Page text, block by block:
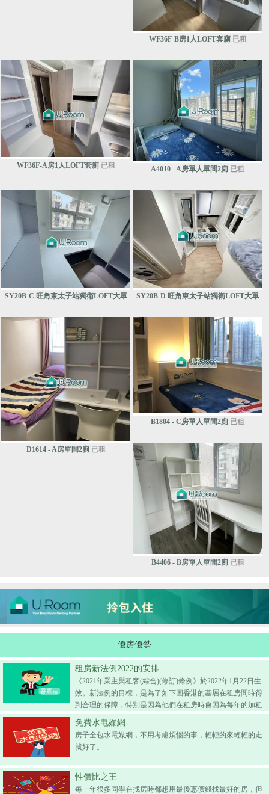
WF36F-B房1人LOFT套廁 已租
WF36F-A房1人LOFT套廁 已租 A4010 - A房單人單間2廁 已租
SY20B-C 旺角東太子站獨衛LOFT大單
SY20B-D 旺角東太子站獨衛LOFT大單
D1614 - A房單間2廁 已租
B1804 - C房單人單間2廁 已租
B4406 - B房單人單間2廁 已租
優房優勢
租房新法例2022的安排
《2021年業主與租客(綜合)(修訂)條例》於2022年1月22日生
效。新法例的目標，是為了如下圖香港的基層在租房間時得
到合理的保障，特別是因為他們在租房時會因為每年的加租
而要搬遷，法例通過了2+2的模式，即所有租約必須以2年為
基礎，這2年內不能加租，第3年後則可按差館估價署的租金
指數加租但不能超過15%等，以保障基層市民不會被年年加
租而搬遷。
免費水电媒網
房子全包水電媒網，不用考慮煩惱的事，輕輕的來輕輕的走
就好了。
性價比之王
每一年很多同學在找房時都想用最優惠價錢找最好的房，但